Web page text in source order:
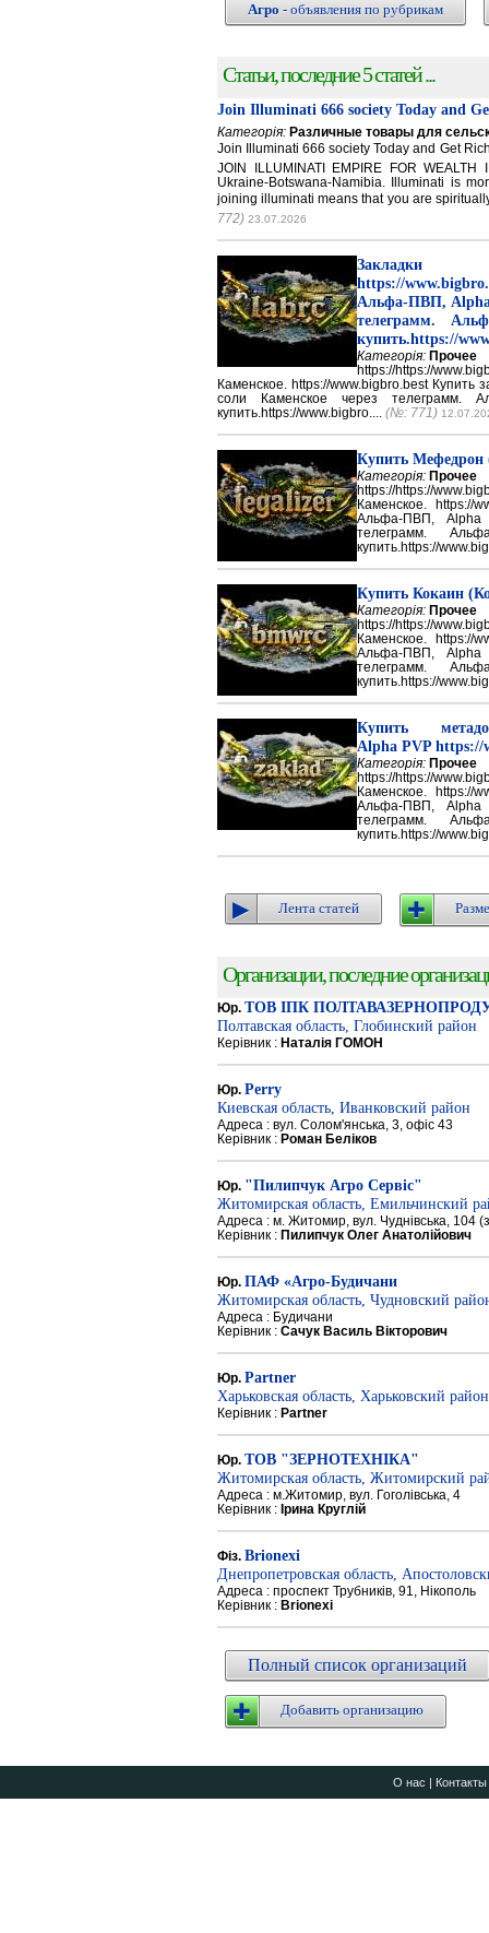
Агро - объявления по рубрикам
Статьи, последние 5 статей ...
Join Illuminati 666 society Today and
Категорія: Различные товары для
Join Illuminati 666 society Today and Get
JOIN ILLUMINATI EMPIRE FOR WEALTH
Ukraine-Botswana-Namibia. Illuminati is
joining illuminati means that you are
772) 23.07.2026
Закладки
https://
Альфа-ПВП, Alpha
телеграмм.
купить.https://
Категорія: Прочее
https://https://
Каменское. https://www.bigbro.best Купить
соли Каменское через телеграмм.
купить.https://www.bigbro.... (№: 771)
Купить
Категорія: Прочее
https://https://
Каменское. https://
Альфа-ПВП, Alpha
телеграмм.
купить.https://
Купить Кокаин
Категорія: Прочее
https://https://
Каменское. https://
Альфа-ПВП, Alpha
телеграмм.
купить.https://
Купить
Alpha PVP https://
Категорія: Прочее
https://https://
Каменское. https://
Альфа-ПВП, Alpha
телеграмм.
купить.https://
Лента статей
Организации, последние
Юр. ТОВ ІПК
Полтавская область, Глобинский район
Керівник : Наталія ГОМОН
Юр. Perry
Киевская область, Иванковский район
Адреса : вул. Солом'янська, 3, офіс 43
Керівник : Роман Беліков
Юр. "Пилипчук Агро Сервіс"
Житомирская область, Емильчинский
Адреса : м. Житомир, вул. Чуднівська, 104
Керівник : Пилипчук Олег Анатолійович
Юр. ПАФ «Агро-Будичани
Житомирская область, Чудновский
Адреса : Будичани
Керівник : Сачук Василь Вікторович
Юр. Partner
Харьковская область, Харьковский район
Керівник : Partner
Юр. ТОВ "ЗЕРНОТЕХНІКА"
Житомирская область, Житомирский
Адреса : м.Житомир, вул. Гоголівська, 4
Керівник : Ірина Круглій
Фіз. Brionexi
Днепропетровская область,
Адреса : проспект Трубників, 91, Нікополь
Керівник : Brionexi
Полный список организаций
Добавить организацию
О нас | Контакты